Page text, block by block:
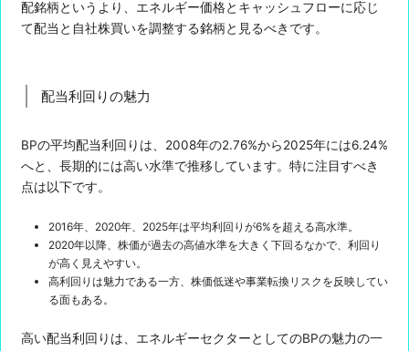
配銘柄というより、エネルギー価格とキャッシュフローに応じ
て配当と自社株買いを調整する銘柄と見るべきです。
配当利回りの魅力
BPの平均配当利回りは、2008年の2.76%から2025年には6.24%
へと、長期的には高い水準で推移しています。特に注目すべき
点は以下です。
2016年、2020年、2025年は平均利回りが6%を超える高水準。
2020年以降、株価が過去の高値水準を大きく下回るなかで、利回り
が高く見えやすい。
高利回りは魅力である一方、株価低迷や事業転換リスクを反映してい
る面もある。
高い配当利回りは、エネルギーセクターとしてのBPの魅力の一